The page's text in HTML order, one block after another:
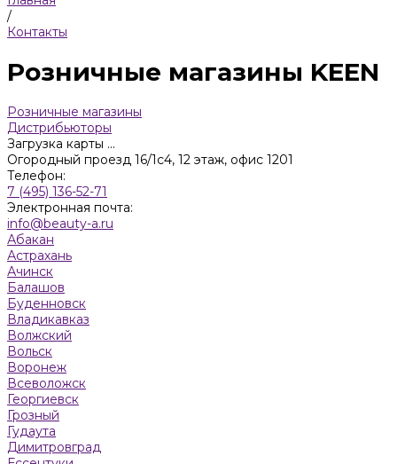
/
Контакты
Розничные магазины KEEN
Розничные магазины
Дистрибьюторы
Загрузка карты ...
Огородный проезд 16/1с4, 12 этаж, офис 1201
Телефон:
7 (495) 136-52-71
Электронная почта:
info@beauty-a.ru
Абакан
Астрахань
Ачинск
Балашов
Буденновск
Владикавказ
Волжский
Вольск
Воронеж
Всеволожск
Георгиевск
Грозный
Гудаута
Димитровград